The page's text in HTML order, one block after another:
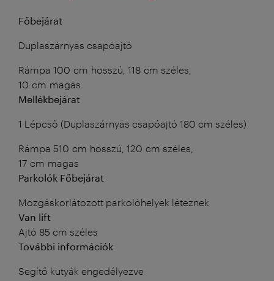
Főbejárat
Duplaszárnyas csapóajtó
Rámpa 100 cm hosszú, 118 cm széles,
10 cm magas
Mellékbejárat
1 Lépcső (Duplaszárnyas csapóajtó 180 cm széles)
Rámpa 510 cm hosszú, 120 cm széles,
17 cm magas
Parkolók Főbejárat
Mozgáskorlátozott parkolóhelyek léteznek
Van lift
Ajtó 85 cm széles
További információk
Segítő kutyák engedélyezve